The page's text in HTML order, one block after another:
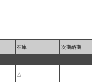
在庫 次期納期
△